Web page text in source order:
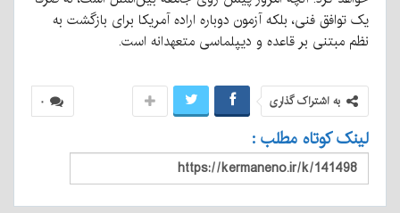
یک توافق فنی، بلکه آزمون دوباره اراده آمریکا برای بازگشت به
نظم مبتنی بر قاعده و دیپلماسی متعهدانه است.
۰ به اشتراک گذاری
لینک کوتاه مطلب :